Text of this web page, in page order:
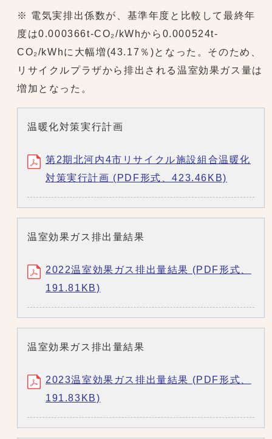
※ 電気実排出係数が、基準年度と比較して最終年
度は0.000366t-CO₂/kWhから0.000524t-
CO₂/kWhに大幅増(43.17％)となった。そのため、
リサイクルプラザから排出される温室効果ガス量は
増加となった。
温暖化対策実行計画
第2期北河内4市リサイクル施設組合温暖化
対策実行計画 (PDF形式、423.46KB)
温室効果ガス排出量結果
2022温室効果ガス排出量結果 (PDF形式、
191.81KB)
温室効果ガス排出量結果
2023温室効果ガス排出量結果 (PDF形式、
191.83KB)